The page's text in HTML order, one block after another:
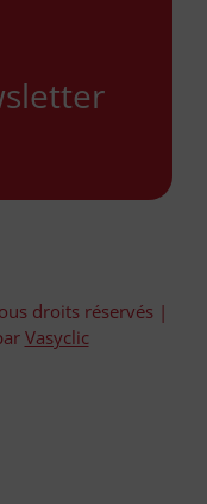
droits réservés |
Vasyclic